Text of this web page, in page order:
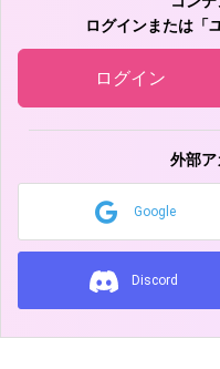
ログインまたは「
ログイン
外部
Google
Discord